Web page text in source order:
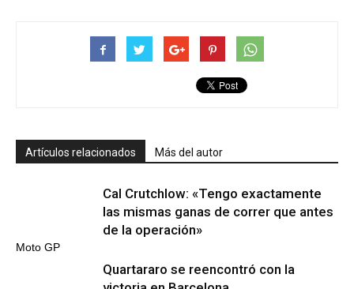
Artículos relacionados Más del autor
Moto GP
Cal Crutchlow: «Tengo exactamente
las mismas ganas de correr que antes
de la operación»
Quartararo se reencontró con la